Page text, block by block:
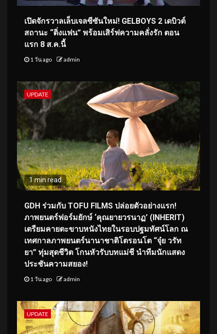
เปิดจักรวาลเล็บเจลซีซันใหม่! GELBOYS 2 เดบิวต์
สถานะ “ติ่งแฟน” พร้อมเสิร์ฟความคลั่งรัก ตอน
แรก 8 ส.ค.นี้
1 วัน ago admin
UPDATE
1 min read
GDH ร่วมกับ TOFU FILMS ปล่อยตัวอย่างแรก!
ภาพยนตร์ฟอร์มยักษ์ ‘คุณยายวรนาฏ’ (INHERIT)
เตรียมคายตะขาบหนังไทยในรอบปฐมทัศน์โลก ณ
เทศกาลภาพยนตร์นานาชาติโตรอนโต “จุ๋ย วรัท
ยา” ทุ่มสุดชีวิต โกนหัวรับบทแม่ชี นำทีมนักแสดง
ประชันความสยอง!
1 วัน ago admin
UPDATE